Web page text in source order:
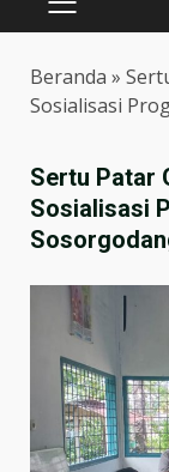
PRIMARY
MENU
Beranda »
Sosialisasi
Sertu Patar
Sosialisasi